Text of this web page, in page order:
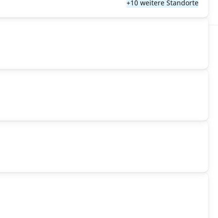
+10 weitere Standorte